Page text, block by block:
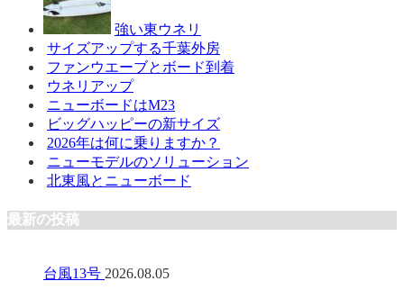
強い東ウネリ
サイズアップする千葉外房
ファンウエーブとボード到着
ウネリアップ
ニューボードはM23
ビッグハッピーの新サイズ
2026年は何に乗りますか？
ニューモデルのソリューション
北東風とニューボード
最新の投稿
台風13号 2026.08.05